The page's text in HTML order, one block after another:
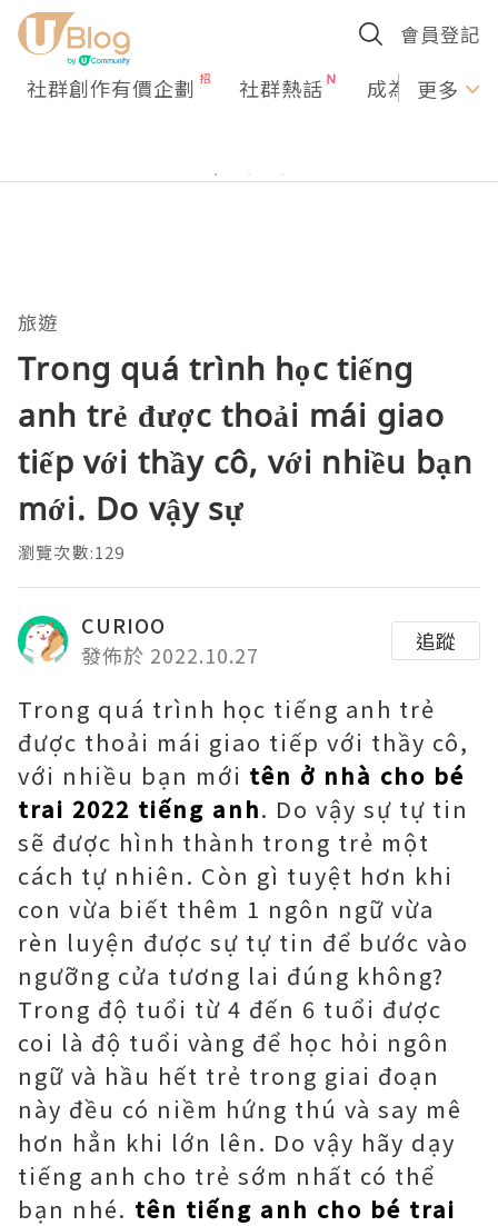
會員登記
社群創作有價企劃 社群熱話 成為U更多
旅遊
Trong quá trình học tiếng
anh trẻ được thoải mái giao
tiếp với thầy cô, với nhiều bạn
mới. Do vậy sự
瀏覽次數:129
CURIOO
發佈於 2022.10.27
追蹤
Trong quá trình học tiếng anh trẻ
được thoải mái giao tiếp với thầy cô,
với nhiều bạn mới tên ở nhà cho bé
trai 2022 tiếng anh. Do vậy sự tự tin
sẽ được hình thành trong trẻ một
cách tự nhiên. Còn gì tuyệt hơn khi
con vừa biết thêm 1 ngôn ngữ vừa
rèn luyện được sự tự tin để bước vào
ngưỡng cửa tương lai đúng không?
Trong độ tuổi từ 4 đến 6 tuổi được
coi là độ tuổi vàng để học hỏi ngôn
ngữ và hầu hết trẻ trong giai đoạn
này đều có niềm hứng thú và say mê
hơn hẳn khi lớn lên. Do vậy hãy dạy
tiếng anh cho trẻ sớm nhất có thể
bạn nhé. tên tiếng anh cho bé trai